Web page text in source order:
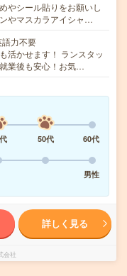
やシール貼りをお願いし
やマスカラアイシャ…
力不要
活かせます！ ランスタッ
業後も安心！お気…
50代
60代
男性
詳しく見る
会社